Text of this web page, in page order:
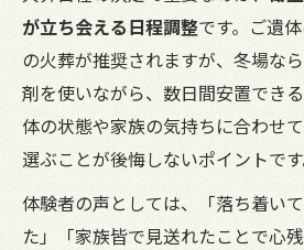
が立ち会える日程調整です。ご遺
の火葬が推奨されますが、冬場な
剤を使いながら、数日間安置でき
体の状態や家族の気持ちに合わせ
選ぶことが後悔しないポイントです
体験者の声としては、「落ち着い
た」「家族皆で見送れたことで心